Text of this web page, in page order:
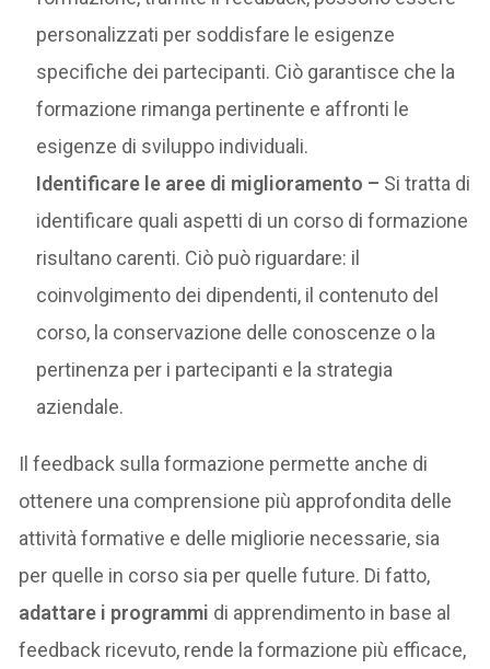
personalizzati per soddisfare le esigenze
specifiche dei partecipanti. Ciò garantisce che la
formazione rimanga pertinente e affronti le
esigenze di sviluppo individuali.
Identificare le aree di miglioramento – Si tratta di
identificare quali aspetti di un corso di formazione
risultano carenti. Ciò può riguardare: il
coinvolgimento dei dipendenti, il contenuto del
corso, la conservazione delle conoscenze o la
pertinenza per i partecipanti e la strategia
aziendale.
Il feedback sulla formazione permette anche di
ottenere una comprensione più approfondita delle
attività formative e delle migliorie necessarie, sia
per quelle in corso sia per quelle future. Di fatto,
adattare i programmi di apprendimento in base al
feedback ricevuto, rende la formazione più efficace,